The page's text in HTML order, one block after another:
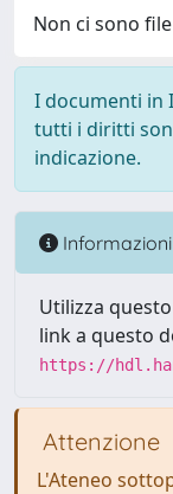
Non ci sono
I documenti in
tutti i diritti
indicazione.
Informazioni
Utilizza
link a questo
https://
Attenzione
L'Ateneo